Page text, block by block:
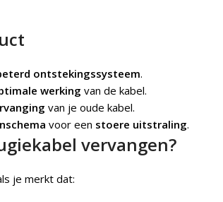
ontstekingssysteem.
werking van de kabel.
van je oude kabel.
voor een stoere uitstraling.
vervangen?
je merkt dat: